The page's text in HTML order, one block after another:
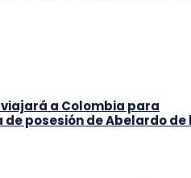
a Colombia para
posesión de Abelardo de